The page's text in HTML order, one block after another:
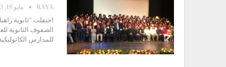
RAYA مايو 19, 2023
للمدارس